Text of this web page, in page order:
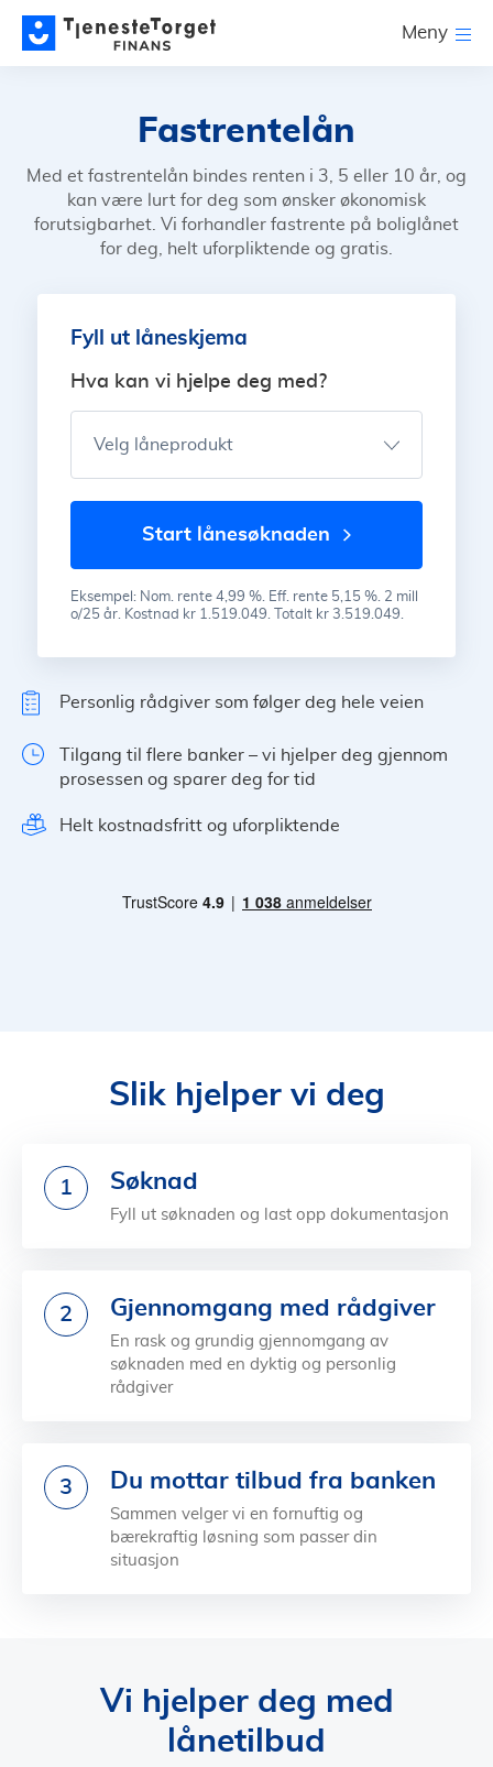
Meny
Fastrentelån
Med et fastrentelån bindes renten i 3, 5 eller 10 år, og
kan være lurt for deg som ønsker økonomisk
forutsigbarhet. Vi forhandler fastrente på boliglånet
for deg, helt uforpliktende og gratis.
Fyll ut låneskjema
Hva kan vi hjelpe deg med?
Velg låneprodukt
start lånesøknaden
Eksempel: Nom. rente 4,99 %. Eff. rente 5,15 %. 2 mill
o/25 år. Kostnad kr 1.519.049. Totalt kr 3.519.049.
Personlig rådgiver som følger deg hele veien
Tilgang til flere banker – vi hjelper deg gjennom
prosessen og sparer deg for tid
Helt kostnadsfritt og uforpliktende
Slik hjelper vi deg
1 Søknad
Fyll ut søknaden og last opp dokumentasjon
2 Gjennomgang med rådgiver
En rask og grundig gjennomgang av
søknaden med en dyktig og personlig
rådgiver
3 Du mottar tilbud fra banken
Sammen velger vi en fornuftig og
bærekraftig løsning som passer din
situasjon
Vi hjelper deg med
lånetilbud